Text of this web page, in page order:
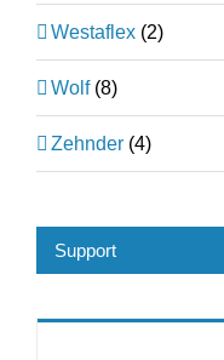
Westaflex (2)
Wolf (8)
Zehnder (4)
Support